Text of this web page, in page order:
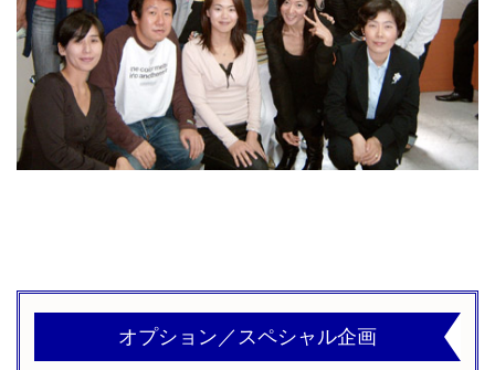
オプション／スペシャル企画